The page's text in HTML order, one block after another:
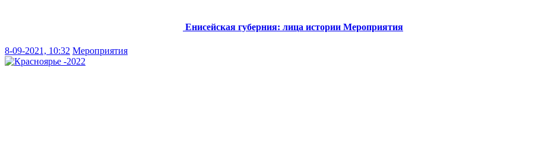
Енисейская губерния: лица истории Мероприятия
8-09-2021, 10:32 Мероприятия